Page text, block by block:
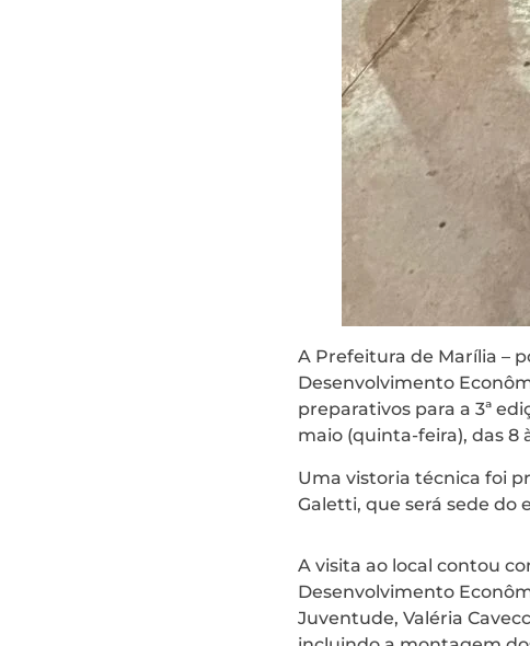
A Prefeitura de Marília –
Desenvolvimento
preparativos para a 3ª
maio (quinta-feira), das 8
Uma vistoria técnica foi
Galetti, que será sede do
A visita ao local contou
Desenvolvimento
Juventude, Valéria